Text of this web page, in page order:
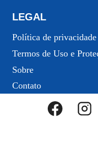
LEGAL
Política de privacidade
Termos de Uso e
Sobre
Contato